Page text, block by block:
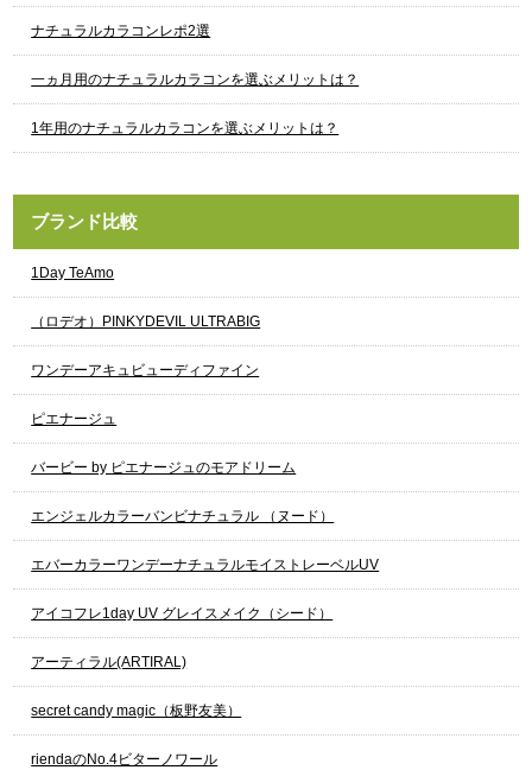
ナチュラルカラコンレポ2選
一ヵ月用のナチュラルカラコンを選ぶメリットは？
1年用のナチュラルカラコンを選ぶメリットは？
ブランド比較
1Day TeAmo
（ロデオ）PINKYDEVIL ULTRABIG
ワンデーアキュビューディファイン
ピエナージュ
バービー by ピエナージュのモアドリーム
エンジェルカラーバンビナチュラル （ヌード）
エバーカラーワンデーナチュラルモイストレーベルUV
アイコフレ1day UV グレイスメイク（シード）
アーティラル(ARTIRAL)
secret candy magic（板野友美）
riendaのNo.4ビターノワール